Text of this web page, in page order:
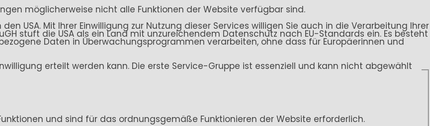
möglicherweise nicht alle Funktionen der Website verfügbar sind.
USA. Mit Ihrer Einwilligung zur Nutzung dieser Services willigen Sie auch in die Verarbeitung Ihrer
stuft die USA als ein Land mit unzureichendem Datenschutz nach EU-Standards ein. Es besteht
Daten in Überwachungsprogrammen verarbeiten, ohne dass für Europäerinnen und
erteilt werden kann. Die erste Service-Gruppe ist essenziell und kann nicht abgewählt
und sind für das ordnungsgemäße Funktionieren der Website erforderlich.